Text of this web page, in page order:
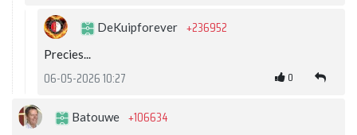
DeKuipforever +236952
Precies...
06-05-2026 10:27 0
Batouwe +106634